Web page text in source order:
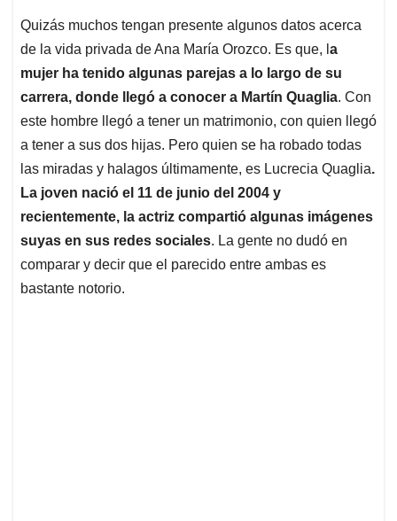
Quizás muchos tengan presente algunos datos acerca
de la vida privada de Ana María Orozco. Es que, l a
mujer ha tenido algunas parejas a lo largo de su
carrera, donde llegó a conocer a Martín Quaglia. Con
este hombre llegó a tener un matrimonio, con quien llegó
a tener a sus dos hijas. Pero quien se ha robado todas
las miradas y halagos últimamente, es Lucrecia Quaglia.
La joven nació el 11 de junio del 2004 y
recientemente, la actriz compartió algunas imágenes
suyas en sus redes sociales. La gente no dudó en
comparar y decir que el parecido entre ambas es
bastante notorio.